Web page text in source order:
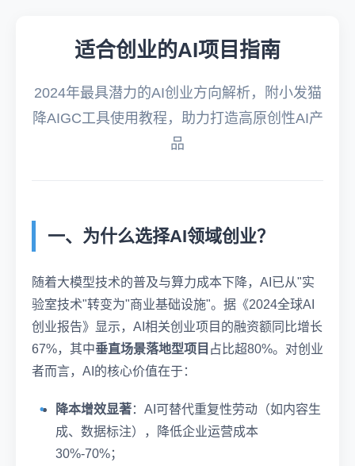
适合创业的AI项目指南
2024年最具潜力的AI创业方向解析，附小发猫
降AIGC工具使用教程，助力打造高原创性AI产
品
一、为什么选择AI领域创业？
随着大模型技术的普及与算力成本下降，AI已从"实
验室技术"转变为"商业基础设施"。据《2024全球AI
创业报告》显示，AI相关创业项目的融资额同比增长
67%，其中垂直场景落地型项目 占比超80%。对创业
者而言，AI的核心价值在于：
降本增效显著：AI可替代重复性劳动（如内容生
成、数据标注），降低企业运营成本
30%-70%；